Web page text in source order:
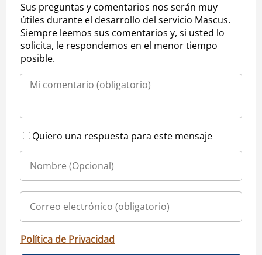
Sus preguntas y comentarios nos serán muy
útiles durante el desarrollo del servicio Mascus.
Siempre leemos sus comentarios y, si usted lo
solicita, le respondemos en el menor tiempo
posible.
Quiero una respuesta para este mensaje
Política de Privacidad